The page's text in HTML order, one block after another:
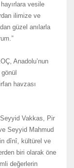
vesile
ilimize ve
güzel anılarla
Anadolu’nun
havzası
Vakkas, Pir
Seyyid Mahmud
dînî, kültürel ve
biri olarak öne
değerlerin